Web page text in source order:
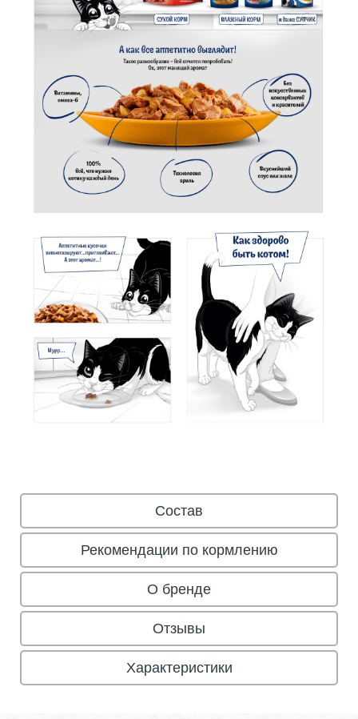
Состав
Рекомендации по кормлению
О бренде
Отзывы
Характеристики